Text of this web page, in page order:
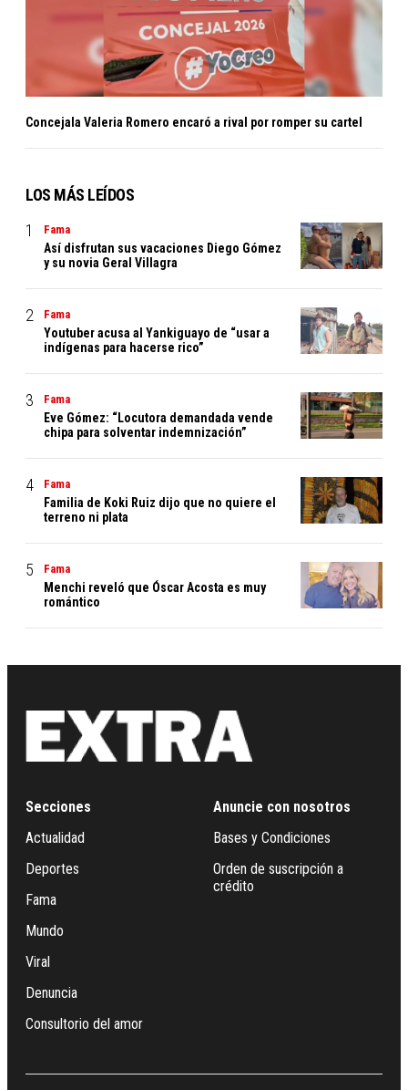
Concejala Valeria Romero encaró a rival por romper su cartel
LOS MÁS LEÍDOS
Fama
Así disfrutan sus vacaciones Diego Gómez
y su novia Geral Villagra
Fama
Youtuber acusa al Yankiguayo de “usar a
indígenas para hacerse rico”
Fama
Eve Gómez: “Locutora demandada vende
chipa para solventar indemnización”
Fama
Familia de Koki Ruiz dijo que no quiere el
terreno ni plata
Fama
Menchi reveló que Óscar Acosta es muy
romántico
Secciones
Actualidad
Deportes
Fama
Mundo
Viral
Denuncia
Consultorio del amor
Anuncie con nosotros
Bases y Condiciones
Orden de suscripción a
crédito